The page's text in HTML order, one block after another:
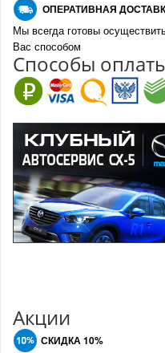
100% возврат
стоимости
в случае
Различные способы
оплаты
Вы можете выбрать
наиболее удобный
для Вас
ОПЕРАТИВНАЯ
Мы всегда готовы
Вас способом
Способы
Акции
СКИДКА 10%